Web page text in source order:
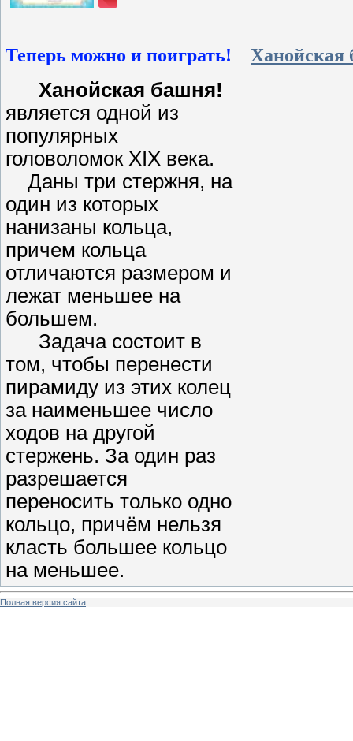
Теперь можно и поиграть! Ханойская
Ханойская башня!
является одной из
популярных
головоломок XIX века.
Даны три стержня, на
один из которых
нанизаны кольца,
причем кольца
отличаются размером и
лежат меньшее на
большем.
Задача состоит в
том, чтобы перенести
пирамиду из этих колец
за наименьшее число
ходов на другой
стержень. За один раз
разрешается
переносить только одно
кольцо, причём нельзя
класть большее кольцо
на меньшее.
Полная версия сайта